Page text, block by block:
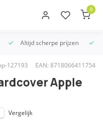
0
Altijd scherpe prijzen
127193 EAN: 8718066411754
Apple
Vergelijk